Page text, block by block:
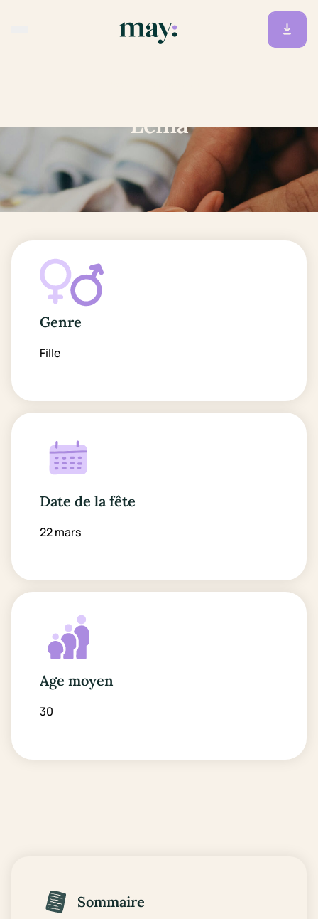
Leina
Genre
Fille
Date de la fête
22 mars
Age moyen
30
Sommaire